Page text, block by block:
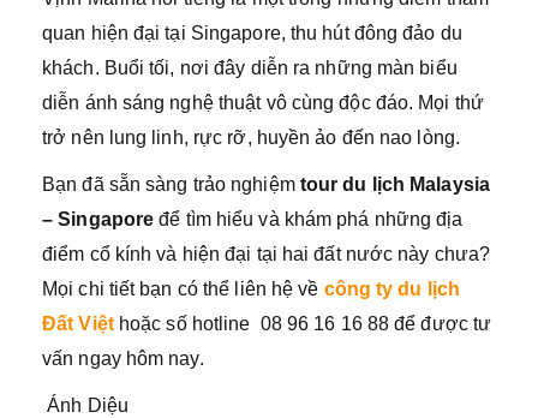
quan hiện đại tại Singapore, thu hút đông đảo du
khách. Buổi tối, nơi đây diễn ra những màn biểu
diễn ánh sáng nghệ thuật vô cùng độc đáo. Mọi thứ
trở nên lung linh, rực rỡ, huyền ảo đến nao lòng.
Bạn đã sẵn sàng trảo nghiệm tour du lịch Malaysia
– Singapore để tìm hiểu và khám phá những địa
điểm cổ kính và hiện đại tại hai đất nước này chưa?
Mọi chi tiết bạn có thể liên hệ về công ty du lịch
Đất Việthoặc số hotline 08 96 16 16 88 để được tư
vấn ngay hôm nay.
Ánh Diệu